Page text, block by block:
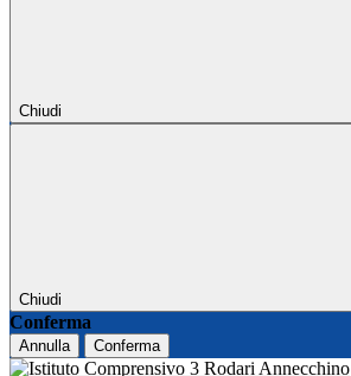
Chiudi
Chiudi
Conferma
Annulla Conferma